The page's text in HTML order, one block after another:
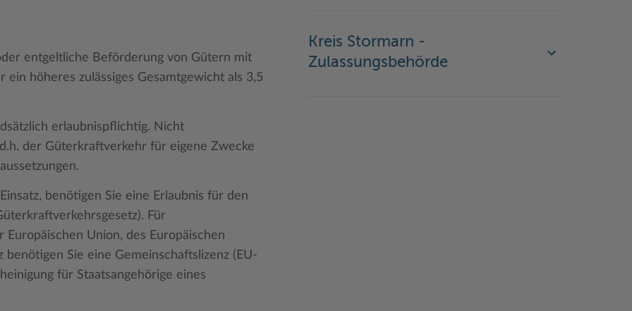
entgeltliche Beförderung von Gütern mit
höheres zulässiges Gesamtgewicht als 3,5
erlaubnispflichtig. Nicht
der Güterkraftverkehr für eigene Zwecke
benötigen Sie eine Erlaubnis für den
Für
Union, des Europäischen
Sie eine Gemeinschaftslizenz (EU-
für Staatsangehörige eines
Kreis Stormarn -
Zulassungsbehörde